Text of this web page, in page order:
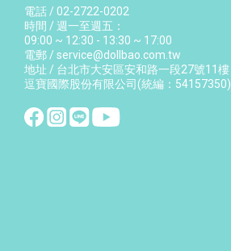
電話 / 02-2722-0202
時間 / 週一至週五：
09:00 ~ 12:30 - 13:30 ~ 17:00
電郵 / service@dollbao.com.tw
地址 / 台北市大安區安和路一段27號11樓
逗寶國際股份有限公司(統編：54157350)